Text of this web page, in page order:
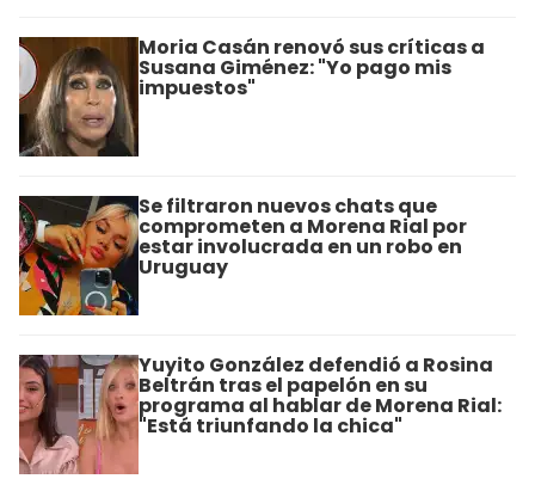
Moria Casán renovó sus críticas a
Susana Giménez: "Yo pago mis
impuestos"
Se filtraron nuevos chats que
comprometen a Morena Rial por
estar involucrada en un robo en
Uruguay
Yuyito González defendió a Rosina
Beltrán tras el papelón en su
programa al hablar de Morena Rial:
"Está triunfando la chica"